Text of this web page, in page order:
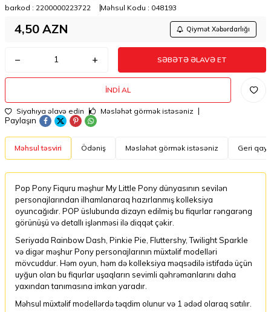
barkod : 2200000223722 Məhsul Kodu : 048193
4,50 AZN Qiymət Xəbərdarlığı
SƏBƏTƏ ƏLAVƏ ET
İNDI AL
Siyahıya əlavə edin Məsləhət görmək istəsəniz
Paylaşın
Məhsul təsviri Ödəniş Məsləhət görmək istəsəniz Geri
Pop Pony Fiquru məşhur My Little Pony dünyasının sevilən
personajlarından ilhamlanaraq hazırlanmış kolleksiya
oyuncağıdır. POP üslubunda dizayn edilmiş bu fiqurlar rəngarəng
görünüşü və detallı işlənməsi ilə diqqət çəkir.
Seriyada Rainbow Dash, Pinkie Pie, Fluttershy, Twilight Sparkle
və digər məşhur Pony personajlarının müxtəlif modelləri
mövcuddur. Həm oyun, həm də kolleksiya məqsədilə istifadə üçün
uyğun olan bu fiqurlar uşaqların sevimli qəhrəmanlarını daha
yaxından tanımasına imkan yaradır.
Məhsul müxtəlif modellərdə təqdim olunur və 1 ədəd olaraq satılır.